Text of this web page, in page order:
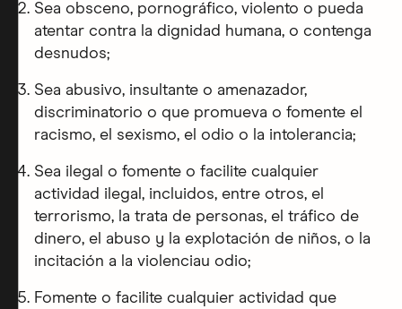
Sea obsceno, pornográfico, violento o pueda
atentar contra la dignidad humana, o contenga
desnudos;
Sea abusivo, insultante o amenazador,
discriminatorio o que promueva o fomente el
racismo, el sexismo, el odio o la intolerancia;
Sea ilegal o fomente o facilite cualquier
actividad ilegal, incluidos, entre otros, el
terrorismo, la trata de personas, el tráfico de
dinero, el abuso y la explotación de niños, o la
incitación a la violenciau odio;
Fomente o facilite cualquier actividad que